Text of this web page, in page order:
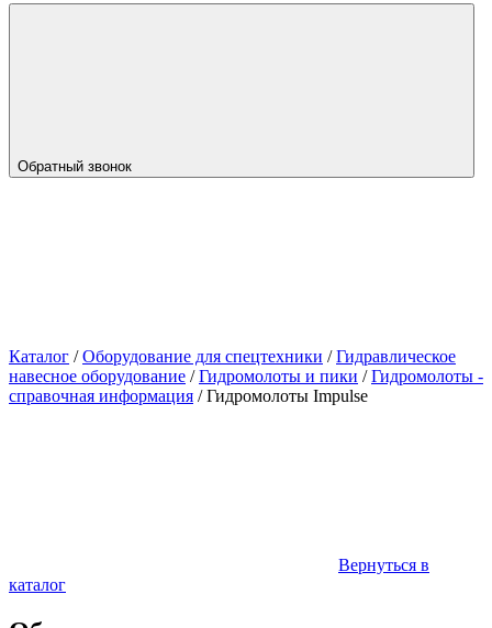
Обратный звонок
Каталог /Оборудование для спецтехники /Гидравлическое
навесное оборудование /Гидромолоты и пики /Гидромолоты -
справочная информация /Гидромолоты Impulse
Вернуться в
каталог